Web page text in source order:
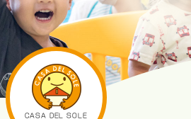
CASA DEL SOLE